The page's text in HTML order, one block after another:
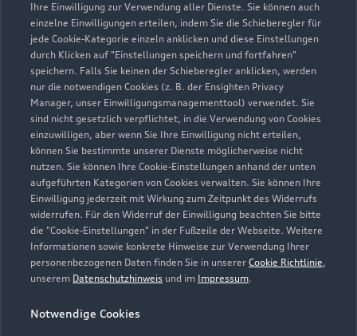
Ihre Einwilligung zur Verwendung aller Dienste. Sie können auch
einzelne Einwilligungen erteilen, indem Sie die Schieberegler für
jede Cookie-Kategorie einzeln anklicken und diese Einstellungen
durch Klicken auf "Einstellungen speichern und fortfahren"
speichern. Falls Sie keinen der Schieberegler anklicken, werden
nur die notwendigen Cookies (z. B. der Ensighten Privacy
Manager, unser Einwilligungsmanagementtool) verwendet. Sie
sind nicht gesetzlich verpflichtet, in die Verwendung von Cookies
einzuwilligen, aber wenn Sie Ihre Einwilligung nicht erteilen,
können Sie bestimmte unserer Dienste möglicherweise nicht
nutzen. Sie können Ihre Cookie-Einstellungen anhand der unten
aufgeführten Kategorien von Cookies verwalten. Sie können Ihre
Einwilligung jederzeit mit Wirkung zum Zeitpunkt des Widerrufs
widerrufen. Für den Widerruf der Einwilligung beachten Sie bitte
die "Cookie-Einstellungen" in der Fußzeile der Webseite. Weitere
Informationen sowie konkrete Hinweise zur Verwendung Ihrer
personenbezogenen Daten finden Sie in unserer Cookie Richtlinie,
unserem Datenschutzhinweis und im Impressum.
Notwendige Cookies
Zu den Rädern